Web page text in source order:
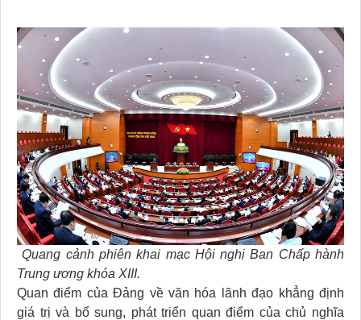
Quang cảnh phiên khai mạc Hội nghị Ban Chấp hành
Trung ương khóa XIII.
Quan điểm của Đảng về văn hóa lãnh đạo khẳng định
giá trị và bổ sung, phát triển quan điểm của chủ nghĩa